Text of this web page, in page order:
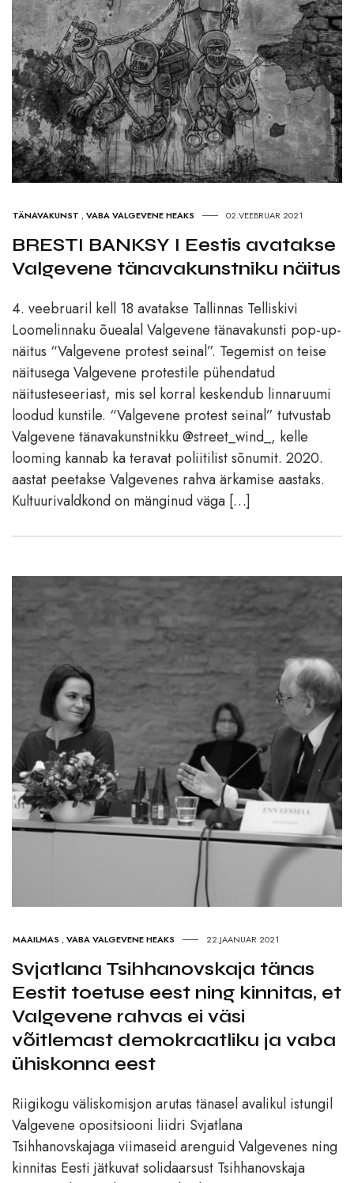
TÄNAVAKUNST ,VABA VALGEVENE HEAKS 02.VEEBRUAR 2021
BRESTI BANKSY I Eestis avatakse
Valgevene tänavakunstniku näitus
4. veebruaril kell 18 avatakse Tallinnas Telliskivi
Loomelinnaku õuealal Valgevene tänavakunsti pop-up-
näitus “Valgevene protest seinal”. Tegemist on teise
näitusega Valgevene protestile pühendatud
näitusteseeriast, mis sel korral keskendub linnaruumi
loodud kunstile. “Valgevene protest seinal” tutvustab
Valgevene tänavakunstnikku @street_wind_, kelle
looming kannab ka teravat poliitilist sõnumit. 2020.
aastat peetakse Valgevenes rahva ärkamise aastaks.
Kultuurivaldkond on mänginud väga […]
MAAILMAS ,VABA VALGEVENE HEAKS 22.JAANUAR 2021
Svjatlana Tsihhanovskaja tänas
Eestit toetuse eest ning kinnitas, et
Valgevene rahvas ei väsi
võitlemast demokraatliku ja vaba
ühiskonna eest
Riigikogu väliskomisjon arutas tänasel avalikul istungil
Valgevene opositsiooni liidri Svjatlana
Tsihhanovskajaga viimaseid arenguid Valgevenes ning
kinnitas Eesti jätkuvat solidaarsust Tsihhanovskaja